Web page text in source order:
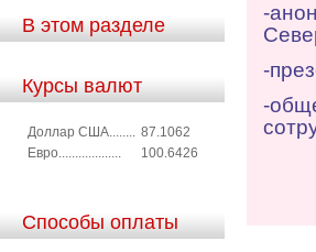
В этом разделе
Курсы валют
Доллар США........ 87.1062
Евро...................
100.6426
Способы оплаты
-
-
-